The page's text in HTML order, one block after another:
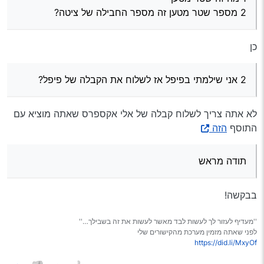
2 מספר שטר מטען זה מספר החבילה של ציטה?
כן
2 אני שילמתי בפיפל אז לשלוח את הקבלה של פיפל?
לא אתה צריך לשלוח קבלה של אלי אקספרס שאתה מוציא עם
התוסף הזה
תודה מראש
בבקשה!
''מעדיף לעזור לך לעשות לבד מאשר לעשות את זה בשבילך…''
לפני שאתה מזמין מערכת מהקישורים שלי
https://did.li/MxyOf